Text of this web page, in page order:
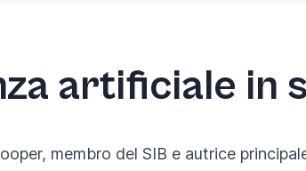
artificiale in
membro del SIB e autrice